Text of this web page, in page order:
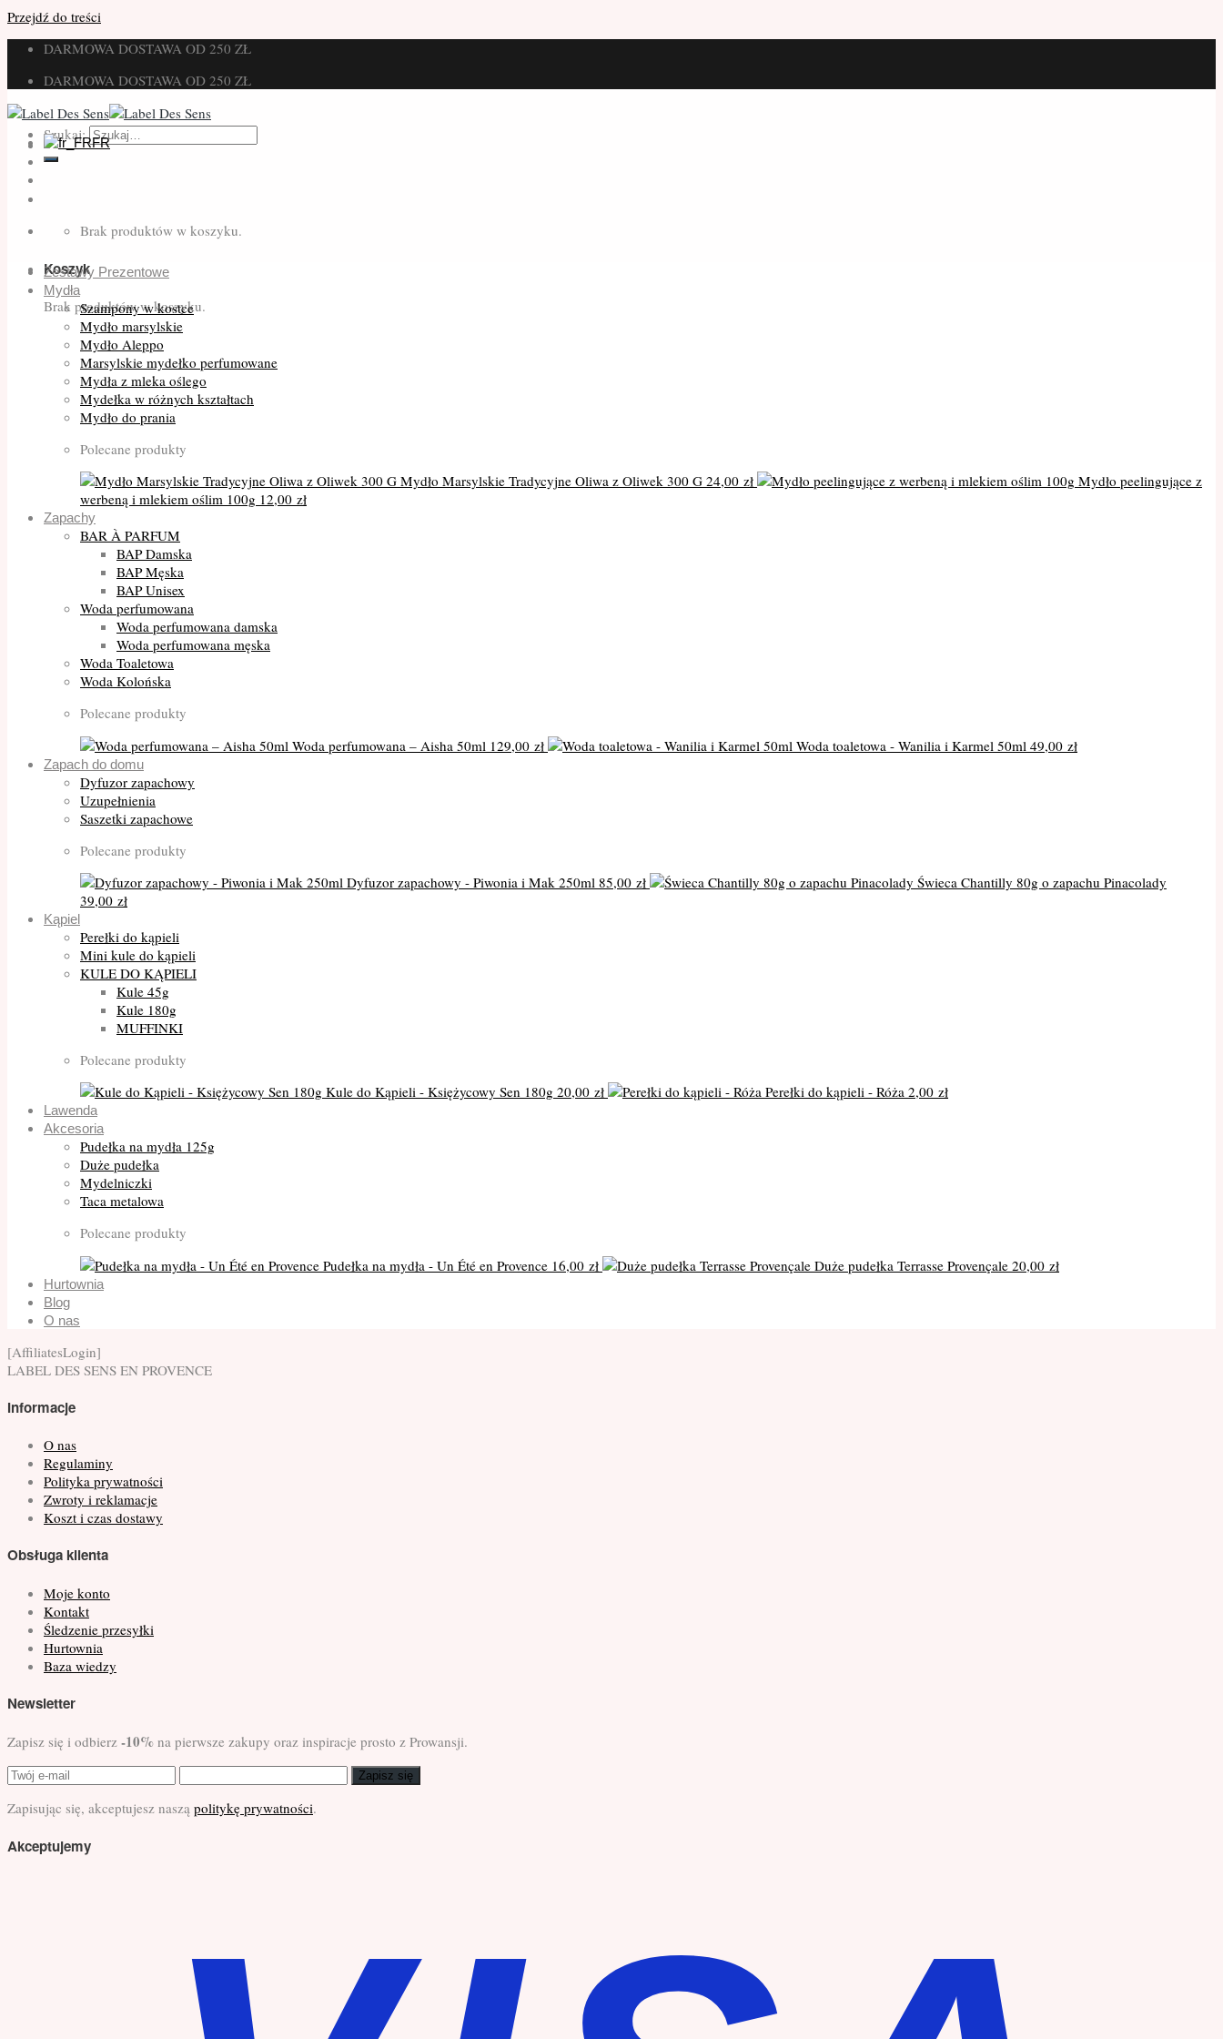
Przejdź do treści
DARMOWA DOSTAWA OD 250 ZŁ
DARMOWA DOSTAWA OD 250 ZŁ
Szukaj: FR
Brak produktów w koszyku.
Koszyk
Brak produktów w koszyku.
Zestawy Prezentowe
Mydła
Szampony w kostce
Mydło marsylskie
Mydło Aleppo
Marsylskie mydełko perfumowane
Mydła z mleka oślego
Mydełka w różnych kształtach
Mydło do prania
Polecane produkty
Mydło Marsylskie Tradycyjne Oliwa z Oliwek 300 G 24,00 zł
Mydło peelingujące z
werbeną i mlekiem oślim 100g 12,00 zł
Zapachy
BAR À PARFUM
BAP Damska
BAP Męska
BAP Unisex
Woda perfumowana
Woda perfumowana damska
Woda perfumowana męska
Woda Toaletowa
Woda Kolońska
Polecane produkty
Woda perfumowana – Aisha 50ml 129,00 zł Woda toaletowa - Wanilia i Karmel 50ml 49,00 zł
Zapach do domu
Dyfuzor zapachowy
Uzupełnienia
Saszetki zapachowe
Polecane produkty
Dyfuzor zapachowy - Piwonia i Mak 250ml 85,00 zł
Świeca Chantilly 80g o zapachu Pinacolady
39,00 zł
Kąpiel
Perełki do kąpieli
Mini kule do kąpieli
KULE DO KĄPIELI
Kule 45g
Kule 180g
MUFFINKI
Polecane produkty
Kule do Kąpieli - Księżycowy Sen 180g 20,00 zł Perełki do kąpieli - Róża 2,00 zł
Lawenda
Akcesoria
Pudełka na mydła 125g
Duże pudełka
Mydelniczki
Taca metalowa
Polecane produkty
Pudełka na mydła - Un Été en Provence 16,00 zł Duże pudełka Terrasse Provençale 20,00 zł
Hurtownia
Blog
O nas
[AffiliatesLogin]
LABEL DES SENS EN PROVENCE
Informacje
O nas
Regulaminy
Polityka prywatności
Zwroty i reklamacje
Koszt i czas dostawy
Obsługa klienta
Moje konto
Kontakt
Śledzenie przesyłki
Hurtownia
Baza wiedzy
Newsletter
Zapisz się i odbierz -10% na pierwsze zakupy oraz inspiracje prosto z Prowansji.
Zapisz się
Zapisując się, akceptujesz naszą politykę prywatności.
Akceptujemy